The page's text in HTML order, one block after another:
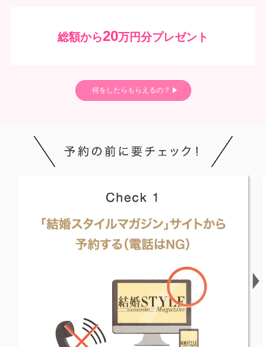
総額から20万円分プレゼント
何をしたらもらえるの？